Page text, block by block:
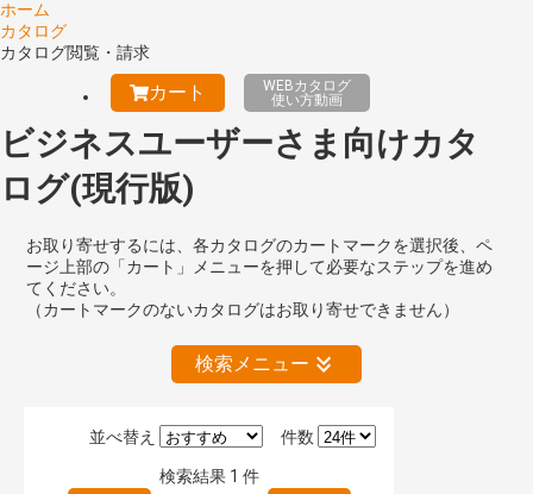
ホーム
カタログ
カタログ閲覧・請求
カート
WEBカタログ
使い方動画
ビジネスユーザーさま向けカタ
ログ(現行版)
お取り寄せするには、各カタログのカートマークを選択後、ペ
ージ上部の「カート」メニューを押して必要なステップを進め
てください。
（カートマークのないカタログはお取り寄せできません）
検索メニュー
絞り込みの解除
件数
並べ替え
検索結果 1 件